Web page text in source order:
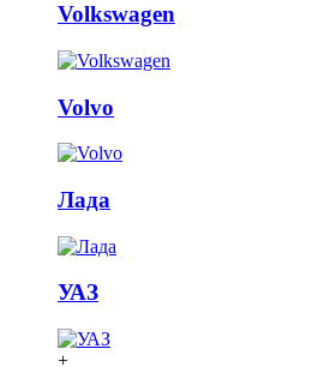
Volkswagen
Volvo
Лада
УАЗ
+